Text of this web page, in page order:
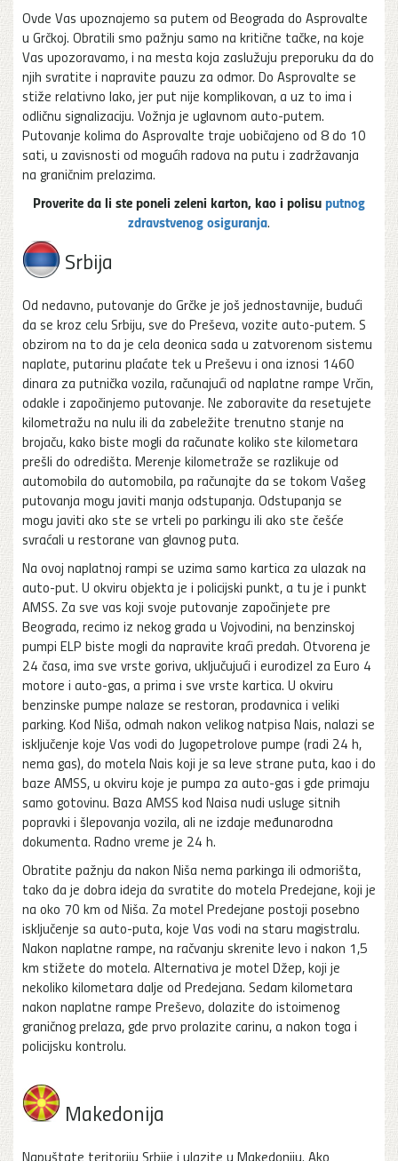
Ovde Vas upoznajemo sa putem od Beograda do Asprovalte
u Grčkoj. Obratili smo pažnju samo na kritične tačke, na koje
Vas upozoravamo, i na mesta koja zaslužuju preporuku da do
njih svratite i napravite pauzu za odmor. Do Asprovalte se
stiže relativno lako, jer put nije komplikovan, a uz to ima i
odličnu signalizaciju. Vožnja je uglavnom auto-putem.
Putovanje kolima do Asprovalte traje uobičajeno od 8 do 10
sati, u zavisnosti od mogućih radova na putu i zadržavanja
na graničnim prelazima.
Proverite da li ste poneli zeleni karton, kao i polisuputnog
zdravstvenog osiguranja.
Srbija
Od nedavno, putovanje do Grčke je još jednostavnije, budući
da se kroz celu Srbiju, sve do Preševa, vozite auto-putem. S
obzirom na to da je cela deonica sada u zatvorenom sistemu
naplate, putarinu plaćate tek u Preševu i ona iznosi 1460
dinara za putnička vozila, računajući od naplatne rampe Vrčin,
odakle i započinjemo putovanje. Ne zaboravite da resetujete
kilometražu na nulu ili da zabeležite trenutno stanje na
brojaču, kako biste mogli da računate koliko ste kilometara
prešli do odredišta. Merenje kilometraže se razlikuje od
automobila do automobila, pa računajte da se tokom Vašeg
putovanja mogu javiti manja odstupanja. Odstupanja se
mogu javiti ako ste se vrteli po parkingu ili ako ste češće
svraćali u restorane van glavnog puta.
Na ovoj naplatnoj rampi se uzima samo kartica za ulazak na
auto-put. U okviru objekta je i policijski punkt, a tu je i punkt
AMSS. Za sve vas koji svoje putovanje započinjete pre
Beograda, recimo iz nekog grada u Vojvodini, na benzinskoj
pumpi ELP biste mogli da napravite kraći predah. Otvorena je
24 časa, ima sve vrste goriva, uključujući i eurodizel za Euro 4
motore i auto-gas, a prima i sve vrste kartica. U okviru
benzinske pumpe nalaze se restoran, prodavnica i veliki
parking. Kod Niša, odmah nakon velikog natpisa Nais, nalazi se
isključenje koje Vas vodi do Jugopetrolove pumpe (radi 24 h,
nema gas), do motela Nais koji je sa leve strane puta, kao i do
baze AMSS, u okviru koje je pumpa za auto-gas i gde primaju
samo gotovinu. Baza AMSS kod Naisa nudi usluge sitnih
popravki i šlepovanja vozila, ali ne izdaje međunarodna
dokumenta. Radno vreme je 24 h.
Obratite pažnju da nakon Niša nema parkinga ili odmorišta,
tako da je dobra ideja da svratite do motela Predejane, koji je
na oko 70 km od Niša. Za motel Predejane postoji posebno
isključenje sa auto-puta, koje Vas vodi na staru magistralu.
Nakon naplatne rampe, na račvanju skrenite levo i nakon 1,5
km stižete do motela. Alternativa je motel Džep, koji je
nekoliko kilometara dalje od Predejana. Sedam kilometara
nakon naplatne rampe Preševo, dolazite do istoimenog
graničnog prelaza, gde prvo prolazite carinu, a nakon toga i
policijsku kontrolu.
Makedonija
Napuštate teritoriju Srbije i ulazite u Makedoniju. Ako